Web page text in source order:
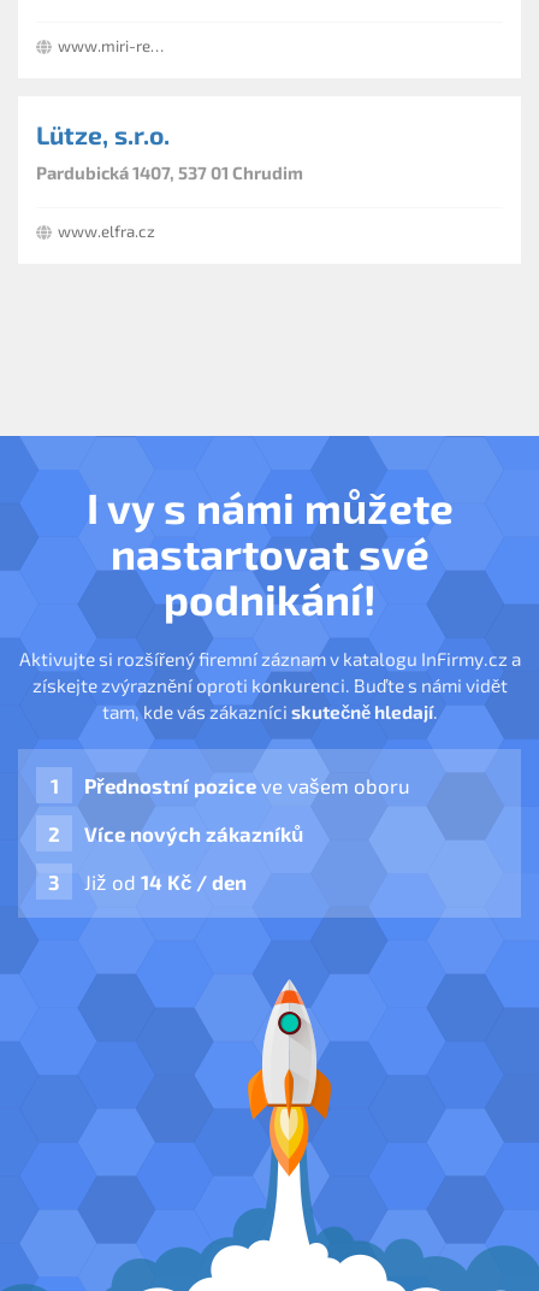
www.miri-reklama.cz
Lütze, s.r.o.
Pardubická 1407, 537 01 Chrudim
www.elfra.cz
I vy s námi můžete
nastartovat své
podnikání!
Aktivujte si rozšířený firemní záznam v katalogu InFirmy.cz a
získejte zvýraznění oproti konkurenci. Buďte s námi vidět
tam, kde vás zákazníci skutečně hledají.
Přednostní pozice ve vašem oboru
Více nových zákazníků
Již od 14 Kč / den